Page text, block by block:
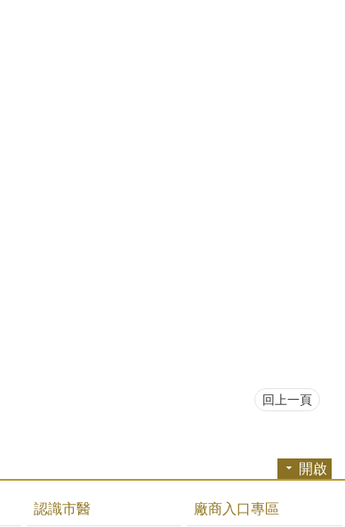
回上一頁
開啟
認識市醫 廠商入口專區